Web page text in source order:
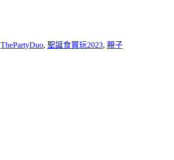
ThePartyDuo, 聖誕食買玩2023, 親子